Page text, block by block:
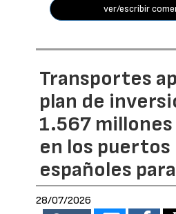
ver/escribir
Transportes
plan de
1.567
en los puertos
españoles
28/07/2026